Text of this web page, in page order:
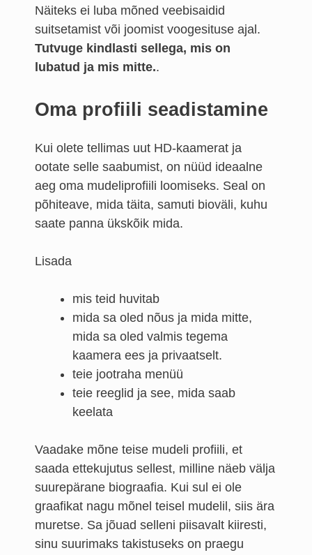
Näiteks ei luba mõned veebisaidid
suitsetamist või joomist voogesituse ajal.
Tutvuge kindlasti sellega, mis on
lubatud ja mis mitte..
Oma profiili seadistamine
Kui olete tellimas uut HD-kaamerat ja
ootate selle saabumist, on nüüd ideaalne
aeg oma mudeliprofiili loomiseks. Seal on
põhiteave, mida täita, samuti bioväli, kuhu
saate panna ükskõik mida.
Lisada
mis teid huvitab
mida sa oled nõus ja mida mitte,
mida sa oled valmis tegema
kaamera ees ja privaatselt.
teie jootraha menüü
teie reeglid ja see, mida saab
keelata
Vaadake mõne teise mudeli profiili, et
saada ettekujutus sellest, milline näeb välja
suurepärane biograafia. Kui sul ei ole
graafikat nagu mõnel teisel mudelil, siis ära
muretse. Sa jõuad selleni piisavalt kiiresti,
sinu suurimaks takistuseks on praegu